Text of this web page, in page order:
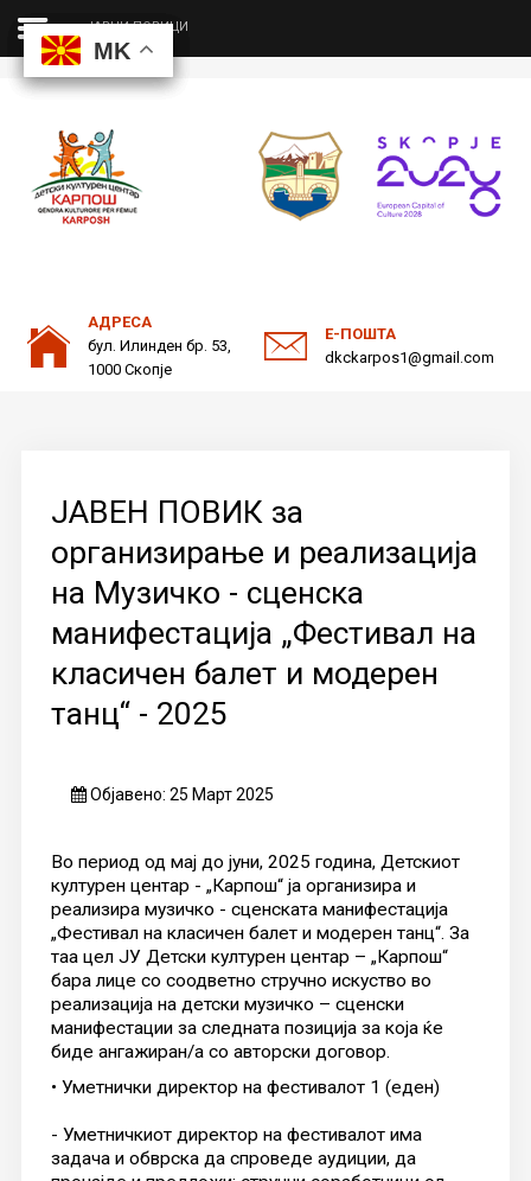
MK
MK
ДКЦ
ОДНОСИ СО ЈАВНОСТ
ЈАВНИ ПОВИЦИ
MK
MK
АДРЕСА
бул. Илинден бр. 53,
1000 Скопје
Е-ПОШТА
dkckarpos1@gmail.com
Пребарајте на нашата веб страна
ЈАВЕН ПОВИК за
организирање и реализација
на Музичко - сценска
манифестација „Фестивал на
класичен балет и модерен
танц“ - 2025
Објавено: 25 Март 2025
Во период од мај до јуни, 2025 година, Детскиот
културен центар - „Карпош“ ја организира и
реализира музичко - сценската манифестација
„Фестивал на класичен балет и модерен танц“. За
таа цел ЈУ Детски културен центар – „Карпош“
бара лице со соодветно стручно искуство во
реализација на детски музичко – сценски
манифестации за следната позиција за која ќе
биде ангажиран/а со авторски договор.
• Уметнички директор на фестивалот 1 (еден)
- Уметничкиот директор на фестивалот има
задача и обврска да спроведе аудиции, да